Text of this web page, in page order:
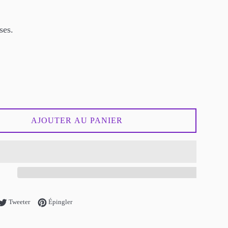
AJOUTER AU PANIER
sur Facebook
TweeterTweeter sur Twitter
ÉpinglerÉpingler sur Pinterest